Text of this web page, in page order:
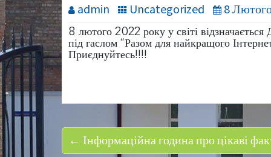
admin Uncategorized 8
8 лютого 2022 року у світі
під гаслом “Разом для найкращого
Приєднуйтесь!!!!
← Інформаційна година про цікаві